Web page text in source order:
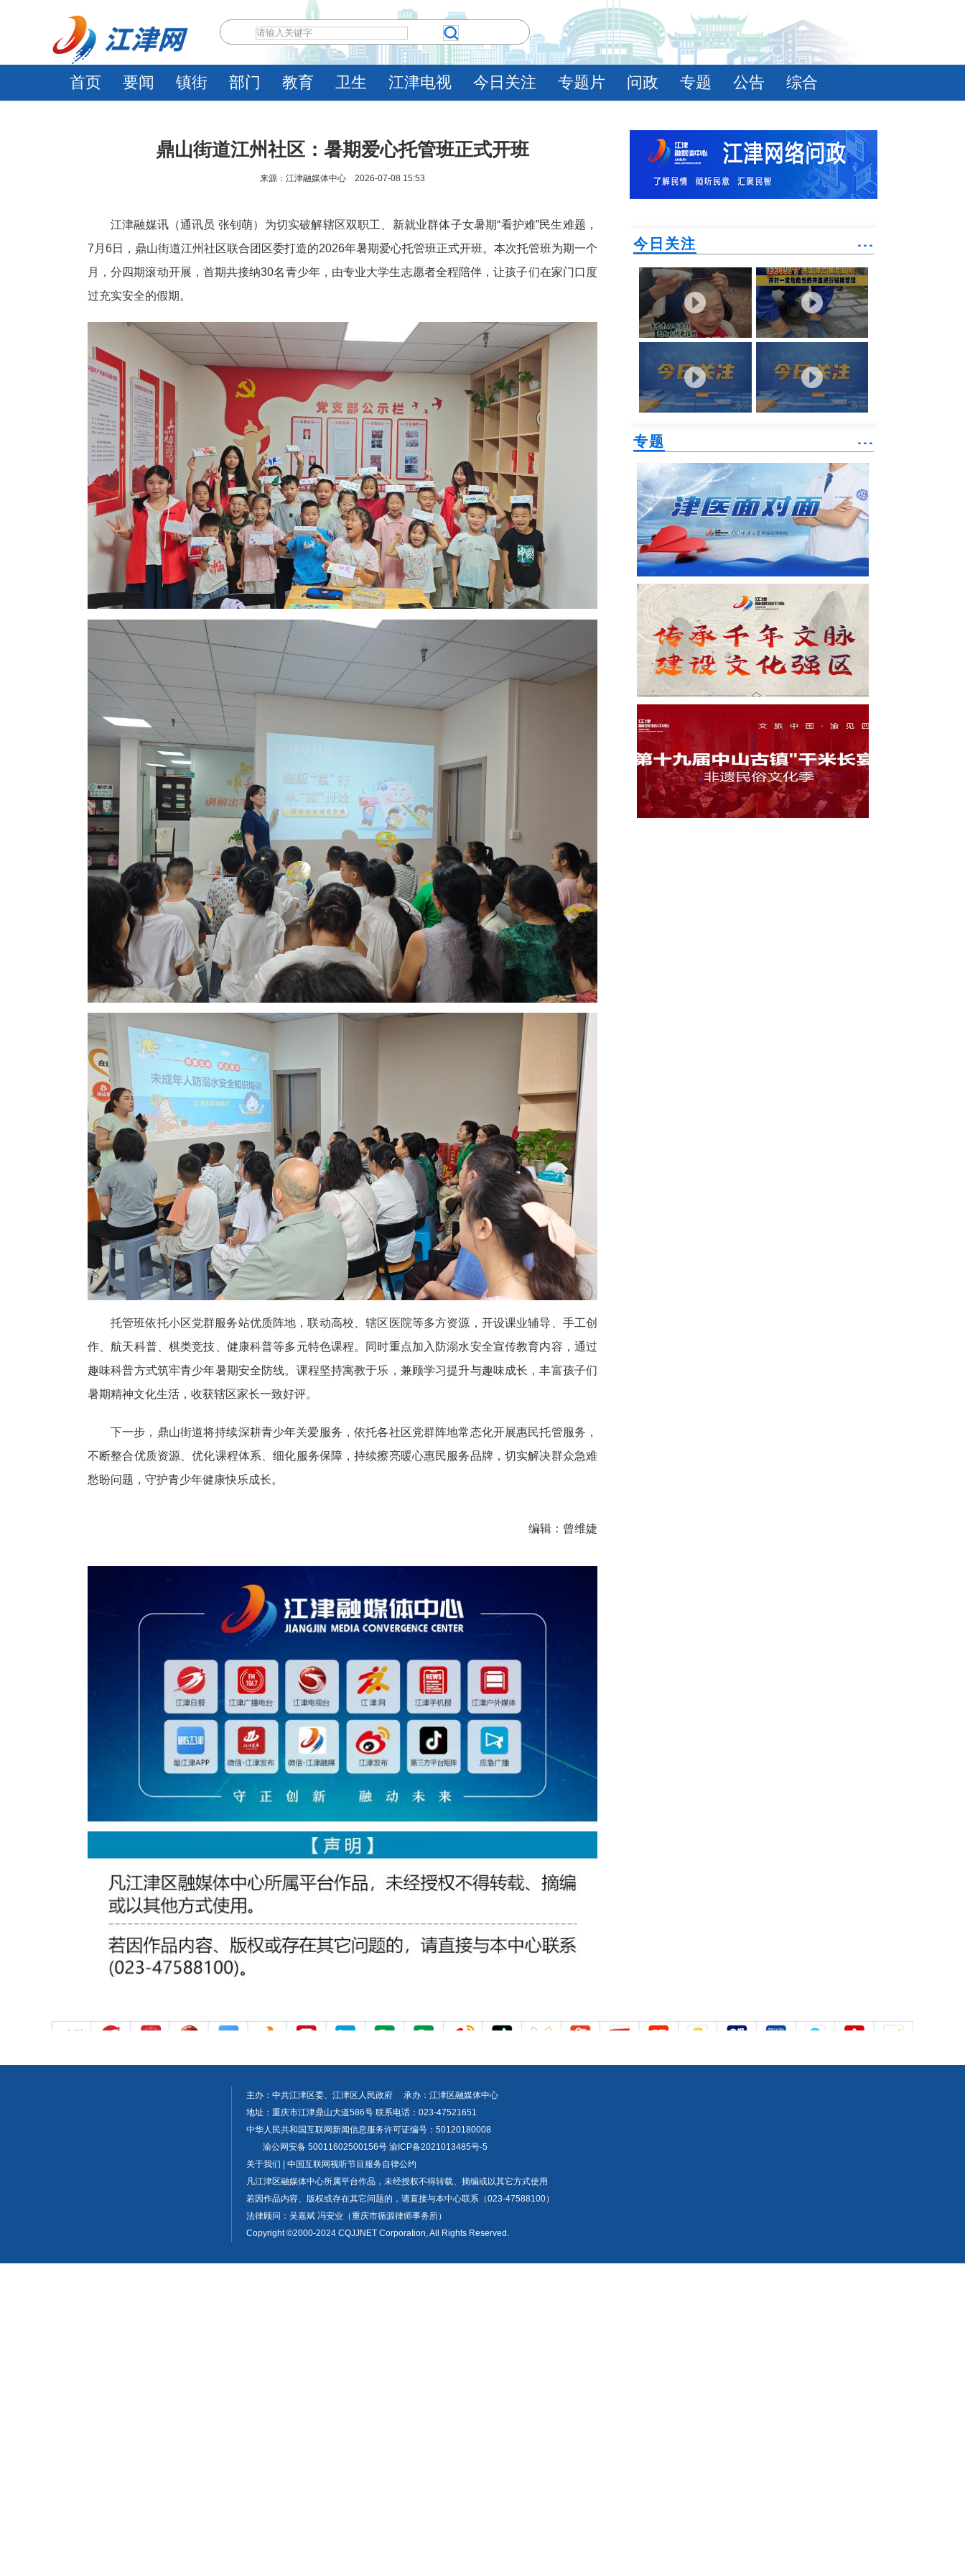
首页 要闻 镇街 部门 教育 卫生 江津电视 今日关注 专题片 问政 专题 公告 综合
鼎山街道江州社区：暑期爱心托管班正式开班
来源：江津融媒体中心 2026-07-08 15:53
江津融媒讯（通讯员 张钊萌）为切实破解辖区双职工、新就业群体子女暑期“看护难”民生难题，
7月6日，鼎山街道江州社区联合团区委打造的2026年暑期爱心托管班正式开班。本次托管班为期一个
月，分四期滚动开展，首期共接纳30名青少年，由专业大学生志愿者全程陪伴，让孩子们在家门口度
过充实安全的假期。
托管班依托小区党群服务站优质阵地，联动高校、辖区医院等多方资源，开设课业辅导、手工创
作、航天科普、棋类竞技、健康科普等多元特色课程。同时重点加入防溺水安全宣传教育内容，通过
趣味科普方式筑牢青少年暑期安全防线。课程坚持寓教于乐，兼顾学习提升与趣味成长，丰富孩子们
暑期精神文化生活，收获辖区家长一致好评。
下一步，鼎山街道将持续深耕青少年关爱服务，依托各社区党群阵地常态化开展惠民托管服务，
不断整合优质资源、优化课程体系、细化服务保障，持续擦亮暖心惠民服务品牌，切实解决群众急难
愁盼问题，守护青少年健康快乐成长。
编辑：曾维婕
今日关注 ˙˙˙
专题 ˙˙˙
主办：中共江津区委、江津区人民政府 承办：江津区融媒体中心
地址：重庆市江津鼎山大道586号 联系电话：023-47521651
中华人民共和国互联网新闻信息服务许可证编号：50120180008
渝公网安备 50011602500156号 渝ICP备2021013485号-5
关于我们 | 中国互联网视听节目服务自律公约
凡江津区融媒体中心所属平台作品，未经授权不得转载、摘编或以其它方式使用
若因作品内容、版权或存在其它问题的，请直接与本中心联系（023-47588100）
法律顾问：吴嘉斌 冯安业（重庆市循源律师事务所）
Copyright ©2000-2024 CQJJNET Corporation, All Rights Reserved.